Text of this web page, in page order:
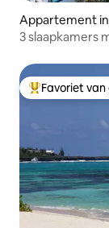
Appartement in
3 slaapkamers
Topfavoriet
Favoriet